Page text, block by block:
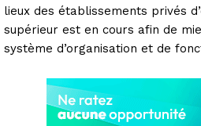
lieux des établissements privés
supérieur est en cours afin de
système d’organisation et de